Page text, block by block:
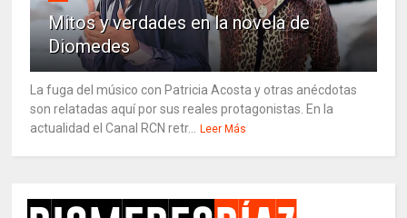
Mitos y verdades en la novela de
Diomedes
La fuga del músico con Patricia Acosta y otras anécdotas
son relatadas aquí por sus reales protagonistas. En la
actualidad el Canal RCN retr...
Leer Más